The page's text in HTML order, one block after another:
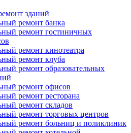
зданий
ремонт банка
ремонт гостиничных
ремонт кинотеатра
ремонт клуба
ремонт образовательных
ремонт офисов
ремонт ресторана
ремонт складов
ремонт торговых центров
ремонт больниц и поликлиник